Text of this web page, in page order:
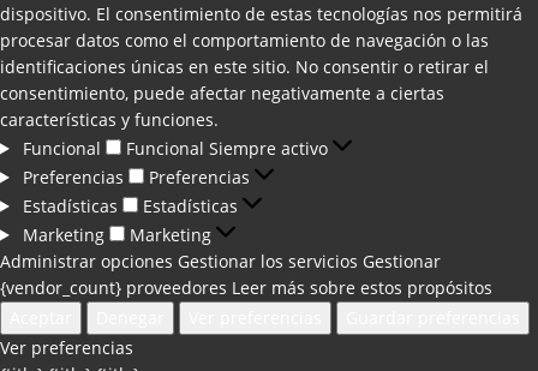
dispositivo. El consentimiento de estas tecnologías nos permitirá
procesar datos como el comportamiento de navegación o las
identificaciones únicas en este sitio. No consentir o retirar el
consentimiento, puede afectar negativamente a ciertas
características y funciones.
Funcional
Funcional Siempre activo
Preferencias
Preferencias
Estadísticas
Estadísticas
Marketing
Marketing
Administrar opciones Gestionar los servicios Gestionar
{vendor_count} proveedores Leer más sobre estos propósitos
Ver preferencias